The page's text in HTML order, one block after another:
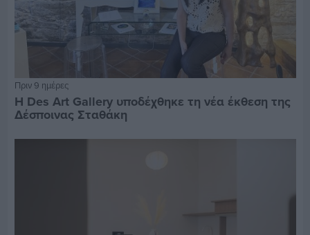
Πριν 9 ημέρες
Η Des Art Gallery υποδέχθηκε τη νέα έκθεση της
Δέσποινας Σταθάκη